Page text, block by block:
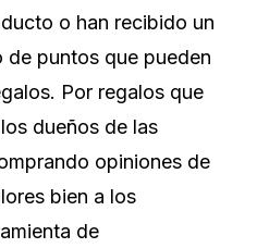
o han recibido un
de puntos que pueden
Por regalos que
dueños de las
opiniones de
bien a los
de